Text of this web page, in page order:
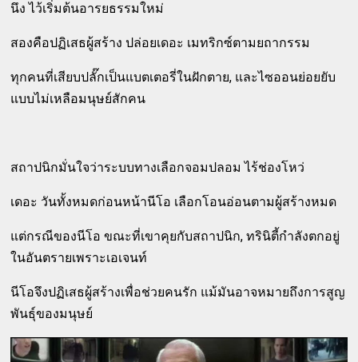
นึง ไว้เริ่มต้นอารยธรรมใหม่
สองคือปฏิเสธผู้สร้าง ปล่อยเดอะ เมทริกซ์ตามยถากรรม
ทุกคนที่เสียบปลั๊กเป็นแบตเตอรี่ในฝักตาย, และไซออนย่อยยับ
แบบไม่เหลือมนุษย์สักคน
สถาปนิกมั่นใจว่าระบบทางเลือกจอมปลอม ไร้ช่องโหว่
เดอะ วันทั้งหมดก่อนหน้านีโอ เลือกโอนอ่อนตามผู้สร้างหมด
แต่กรณีของนีโอ ขณะที่เขาคุยกับสถาปนิก, ทรินิตี้กำลังตกอยู่
ในอันตรายเพราะเอเจนท์
นีโอจึงปฏิเสธผู้สร้างเพื่อช่วยคนรัก แม้มันอาจหมายถึงการสูญ
พันธุ์ของมนุษย์